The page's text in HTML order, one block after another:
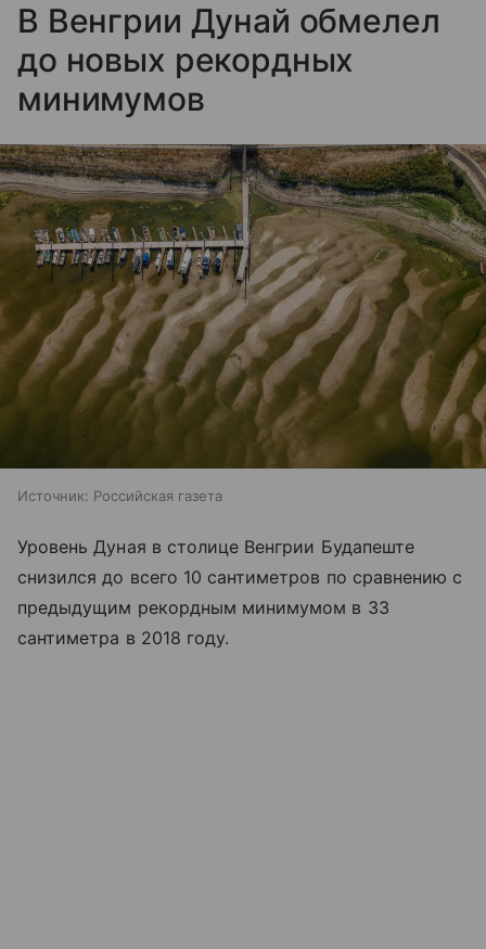
В Венгрии Дунай обмелел
до новых рекордных
минимумов
Источник: Российская газета
Уровень Дуная в столице Венгрии Будапеште
снизился до всего 10 сантиметров по сравнению с
предыдущим рекордным минимумом в 33
сантиметра в 2018 году.